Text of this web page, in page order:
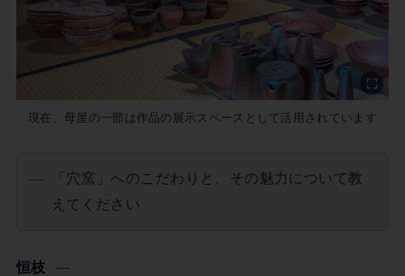
現在、母屋の一部は作品の展示スペースとして活用されています
「穴窯」へのこだわりと、その魅力について教
えてください
恒枝